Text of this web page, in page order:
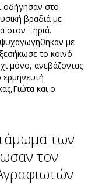
οδήγησαν στο
βραδιά με
στον Ξηριά.
ψυχαγωγήθηκαν με
το κοινό
μόνο, ανεβάζοντας
και ο
των
τον